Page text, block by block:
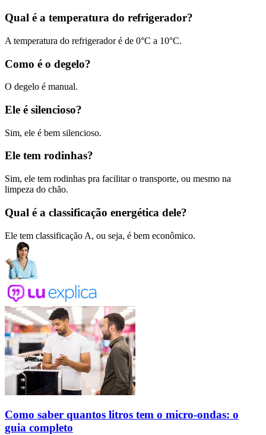
Qual é a temperatura do refrigerador?
A temperatura do refrigerador é de 0°C a 10°C.
Como é o degelo?
O degelo é manual.
Ele é silencioso?
Sim, ele é bem silencioso.
Ele tem rodinhas?
Sim, ele tem rodinhas pra facilitar o transporte, ou mesmo na
limpeza do chão.
Qual é a classificação energética dele?
Ele tem classificação A, ou seja, é bem econômico.
Como saber quantos litros tem o micro-ondas: o
guia completo